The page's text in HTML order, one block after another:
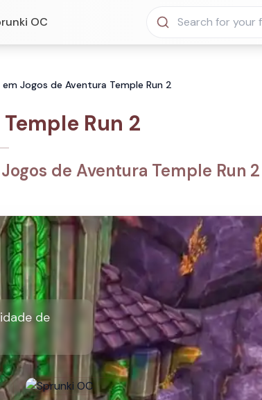
OC
Jogos de Aventura Temple Run 2
Run 2
de Aventura Temple Run 2
de